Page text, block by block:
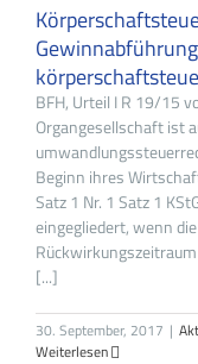
BFH, Urteil I R 19/15
Organgesellschaft ist
Beginn ihres
Satz 1 Nr. 1 Satz 1
eingegliedert, wenn
[...]
30. September, 2017 |
Weiterlesen